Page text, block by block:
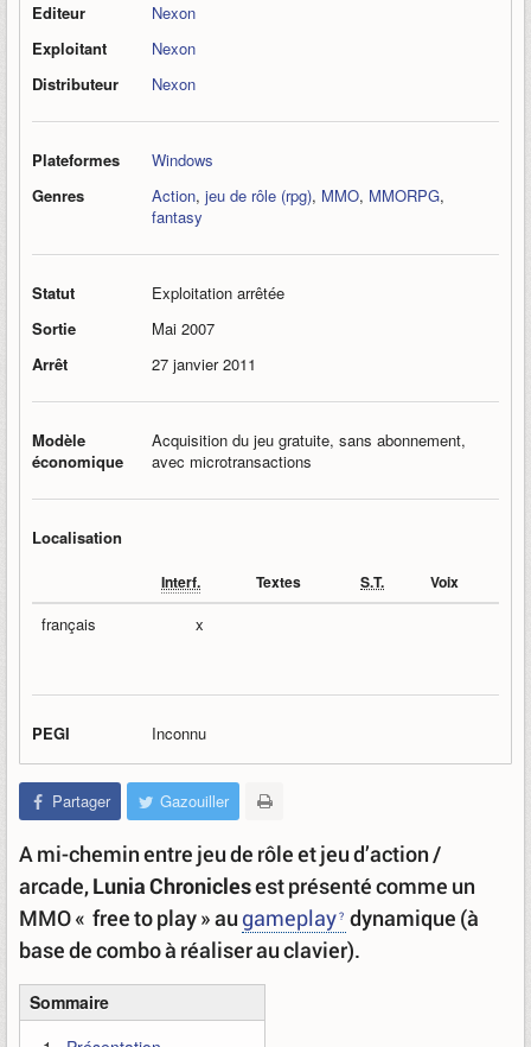
Editeur
Nexon
Exploitant
Nexon
Distributeur
Nexon
Plateformes
Windows
Genres
Action, jeu de rôle (rpg), MMO, MMORPG,
fantasy
Statut
Exploitation arrêtée
Sortie
Mai 2007
Arrêt
27 janvier 2011
Modèle
économique
Acquisition du jeu gratuite, sans abonnement,
avec microtransactions
Localisation
Interf. Textes S.T. Voix
français x
PEGI Inconnu
Partager Gazouiller
A mi-chemin entre jeu de rôle et jeu d’action /
arcade,Lunia Chroniclesest présenté comme un
MMO « free to play » au gameplay dynamique (à
base de combo à réaliser au clavier).
Sommaire